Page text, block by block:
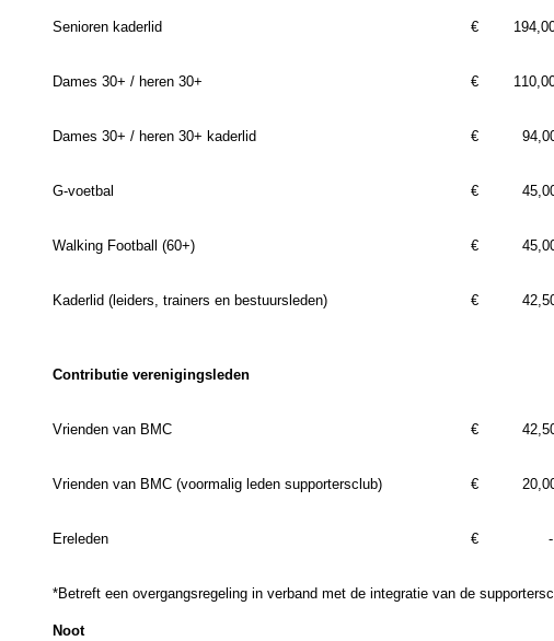
Senioren kaderlid €
Dames 30+ / heren 30+ €
Dames 30+ / heren 30+ kaderlid €
G-voetbal €
Walking Football (60+) €
Kaderlid (leiders, trainers en bestuursleden) €
Contributie verenigingsleden
Vrienden van BMC €
Vrienden van BMC (voormalig leden supportersclub) €
Ereleden € -
*Betreft een overgangsregeling in verband met de integratie van de
Noot